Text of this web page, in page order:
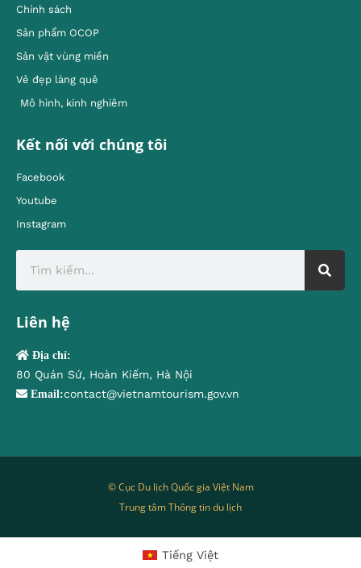
Chính sách
Sản phẩm OCOP
Sản vật vùng miền
Vẻ đẹp làng quê
Mô hình, kinh nghiêm
Kết nối với chúng tôi
Facebook
Youtube
Instagram
Liên hệ
Địa chỉ:
80 Quán Sứ, Hoàn Kiếm, Hà Nội
Email:contact@vietnamtourism.gov.vn
© Cục Du lịch Quốc gia Việt Nam
Trung tâm Thông tin du lịch
Tiếng Việt